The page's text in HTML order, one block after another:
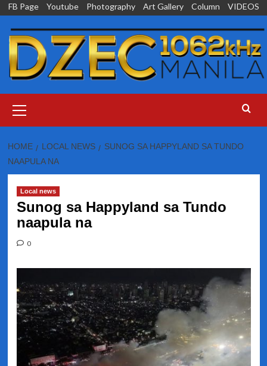
Skip
content
FB Page Youtube Photography Art Gallery Column VIDEOS
Menu
HOME LOCAL NEWS
SUNOG SA HAPPYLAND SA TUNDO
NAAPULA NA
Local news
Sunog sa Happyland sa Tundo
naapula na
0